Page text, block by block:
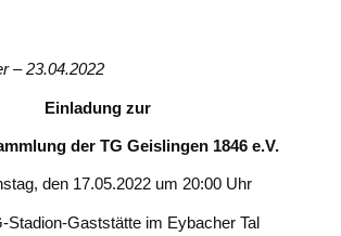
– 23.04.2022
Einladung zur
der TG Geislingen 1846 e.V.
den 17.05.2022 um 20:00 Uhr
Stadion-Gaststätte im Eybacher Tal